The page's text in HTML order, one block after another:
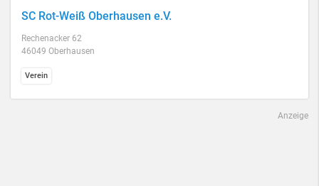
SC Rot-Weiß Oberhausen e.V.
Rechenacker 62
46049 Oberhausen
Verein
Anzeige